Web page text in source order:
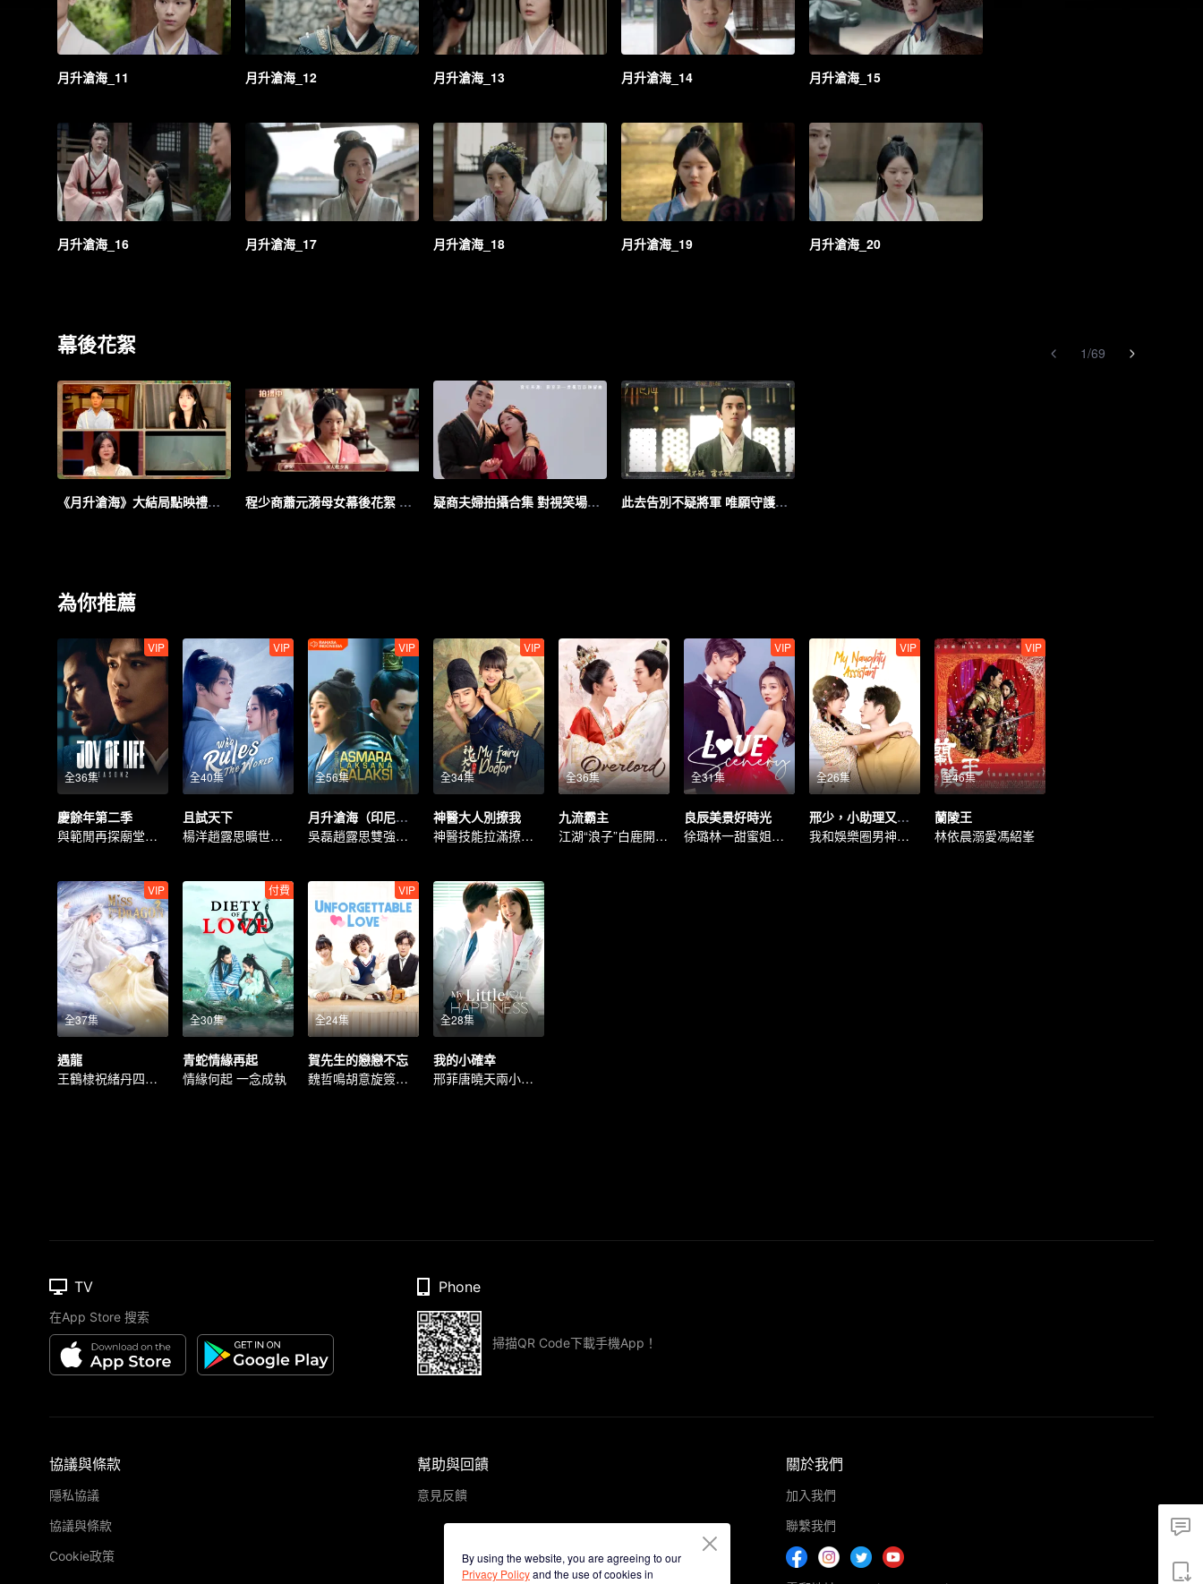
月升滄海_11 月升滄海_12 月升滄海_13 月升滄海_14 月升滄海_15
月升滄海_16 月升滄海_17 月升滄海_18 月升滄海_19 月升滄海_20
幕後花絮 1/69
《月升滄海》大結局點映禮全程回顧 程少商蕭元漪母女幕後花絮 母女片場歡樂多多 疑商夫婦拍攝合集 對視笑場互動超有趣 此去告別不疑將軍 唯願守護心中理想
為你推薦
全36集
VIP
慶餘年第二季
與範閒再探廟堂江湖
全40集
VIP
且試天下
楊洋趙露思曠世奇旅
全56集
VIP
月升滄海（印尼語版）
吳磊趙露思雙強共赴天下
全34集
VIP
神醫大人別撩我
神醫技能拉滿撩萌妹
全36集
九流霸主
江湖“浪子”白鹿開啟追夫路
全31集
VIP
良辰美景好時光
徐璐林一甜蜜姐弟戀
全26集
VIP
邢少，小助理又搞事情了
我和娛樂圈男神談戀愛
全46集
VIP
蘭陵王
林依晨溺愛馮紹峯
全37集
VIP
遇龍
王鶴棣祝緒丹四世情緣
全30集
付費
青蛇情緣再起
情緣何起 一念成執
全24集
VIP
賀先生的戀戀不忘
魏哲鳴胡意旋簽約熱戀
全28集
我的小確幸
邢菲唐曉天兩小無猜甜戀
By using the website, you are agreeing to our
Privacy Policyand the use of cookies in
TV
在App Store 搜索
Phone
掃描QR Code下載手機App！
協議與條款
隱私協議
協議與條款
Cookie政策
幫助與回饋
意見反饋
關於我們
加入我們
聯繫我們